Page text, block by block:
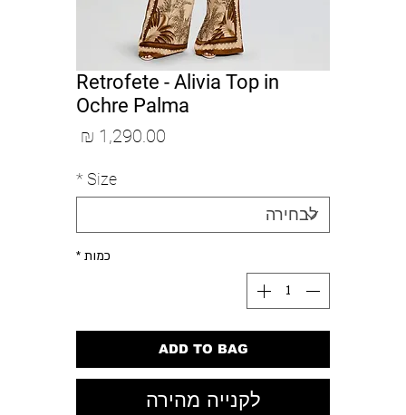
Retrofete - Alivia Top in
Ochre Palma
Size
*
כמות *
ADD TO BAG
לקנייה מהירה